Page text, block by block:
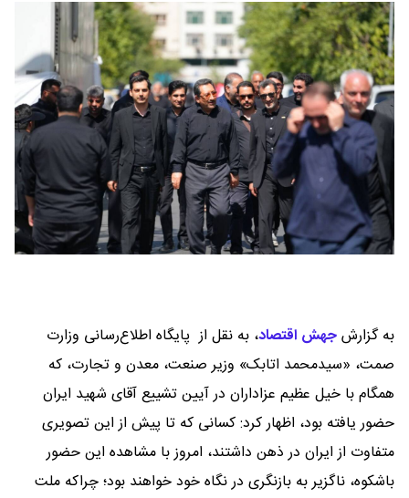
به گزارشجهش اقتصاد، به نقل از پایگاه اطلاع‌رسانی وزارت
صمت، «سیدمحمد اتابک» وزیر صنعت، معدن و تجارت، که
همگام با خیل عظیم عزاداران در آیین تشییع آقای شهید ایران
حضور یافته بود، اظهار کرد: کسانی که تا پیش از این تصویری
متفاوت از ایران در ذهن داشتند، امروز با مشاهده این حضور
باشکوه، ناگزیر به بازنگری در نگاه خود خواهند بود؛ چراکه ملت